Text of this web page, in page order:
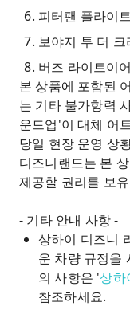
피터팬 플라이
보야지 투 더
버즈 라이트이
본 상품에 포함된
는 기타 불가항력
운드업'이 대체 어
당일 현장 운영 상
디즈니랜드는 본
제공할 권리를 보
- 기타 안내 사항 -
상하이 디즈니
운 차량 규정을
의 사항은 '상하
참조하세요.